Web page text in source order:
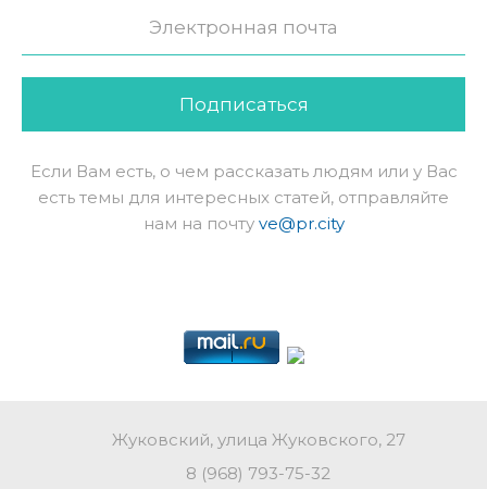
Подписаться
Если Вам есть, о чем рассказать людям или у Вас
есть темы для интересных статей, отправляйте
нам на почту ve@pr.city
Жуковский, улица Жуковского, 27
8 (968) 793-75-32